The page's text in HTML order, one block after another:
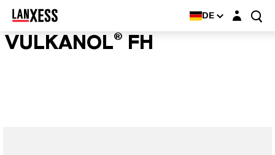
DE Login-Maske
VULKANOL® FH